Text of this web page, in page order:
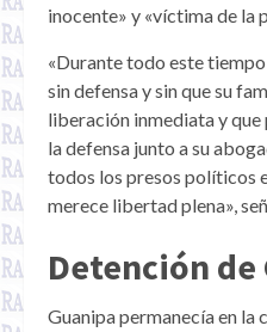
inocente» y «víctima de la
«Durante todo este
sin defensa y sin que su
liberación inmediata y que
la defensa junto a su
todos los presos políticos
merece libertad plena»,
Detención de
Guanipa permanecía en la